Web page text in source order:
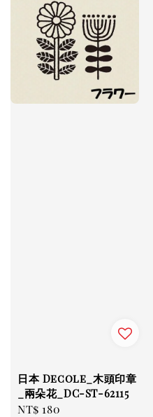
日本 Decole_木頭印章
_兩朵花_DC-ST-62115
Regular
NT$ 180